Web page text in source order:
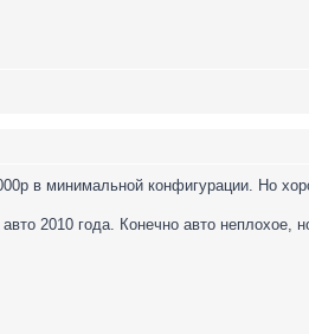
в минимальной конфигурации. Но
2010 года. Конечно авто неплохое,